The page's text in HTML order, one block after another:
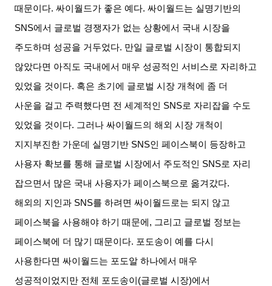
때문이다.싸이월드가 좋은 예다.싸이월드는 실명기반의
SNS에서 글로벌 경쟁자가 없는 상황에서 국내 시장을
주도하며 성공을 거두었다. 만일 글로벌 시장이 통합되지
않았다면 아직도 국내에서 매우 성공적인 서비스로 자리하고
있었을 것이다. 혹은 초기에 글로벌 시장 개척에 좀 더
사운을 걸고 주력했다면 전 세계적인
SNS로 자리잡을 수도
있었을 것이다. 그러나 싸이월드의 해외 시장 개척이
지지부진한 가운데 실명기반 SNS인 페이스북이 등장하고
사용자 확보를 통해 글로벌 시장에서 주도적인
SNS로 자리
잡으면서 많은 국내 사용자가 페이스북으로 옮겨갔다.
해외의 지인과 SNS를 하려면 싸이월드로는 되지 않고
페이스북을 사용해야 하기 때문에 , 그리고 글로벌 정보는
페이스북에 더 많기 때문이다. 포도송이 예를 다시
사용한다면 싸이월드는 포도알 하나에서 매우
성공적이었지만 전체 포도송이 (글로벌 시장)에서